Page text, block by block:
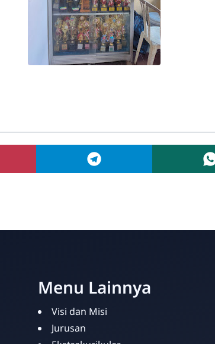
Menu Lainnya
Visi dan Misi
Jurusan